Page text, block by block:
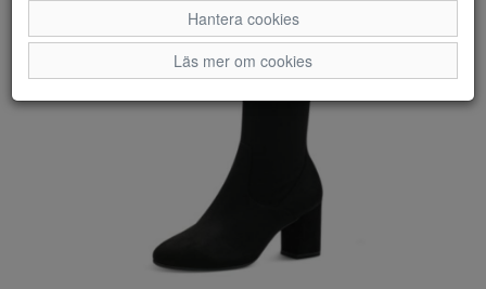
Hantera cookies
Läs mer om cookies